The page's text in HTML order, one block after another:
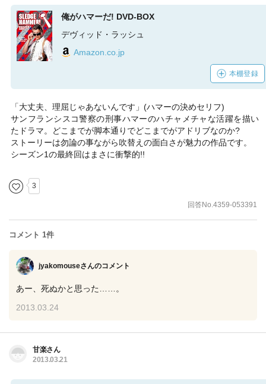
俺がハマーだ! DVD-BOX
デヴィッド・ラッシュ
Amazon.co.jp
本棚登録
「大丈夫、理屈じゃあないんです」(ハマーの決めセリフ)
サンフランシスコ警察の刑事ハマーのハチャメチャな活躍を描い
たドラマ。どこまでが脚本通りでどこまでがアドリブなのか?
ストーリーは勿論の事ながら吹替えの面白さが魅力の作品です。
シーズン1の最終回はまさに衝撃的!!
3
回答No.4359-053391
コメント 1件
jyakomouseさんのコメント
あー、死ぬかと思った……。
2013.03.24
甘楽さん
2013.03.21